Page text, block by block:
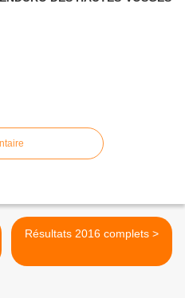
Résultats 2016 complets >